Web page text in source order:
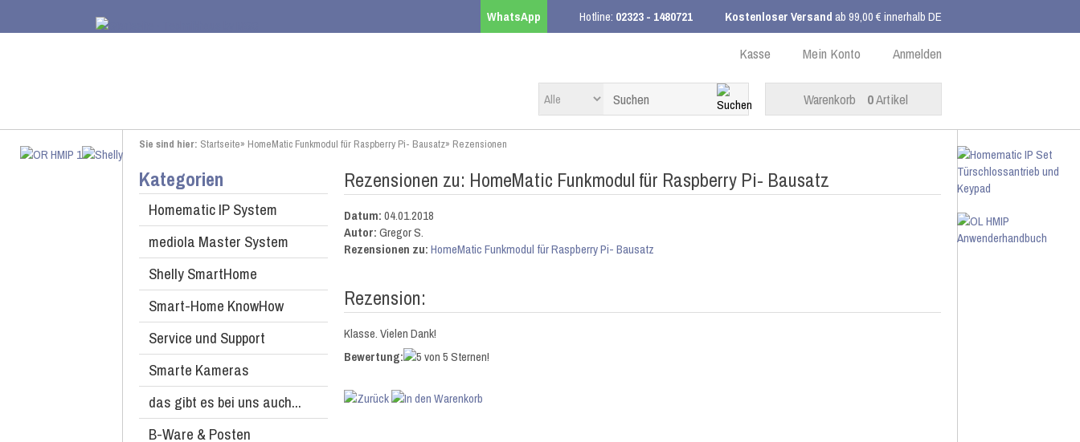
WhatsApp Hotline: 02323 - 1480721 Kostenloser Versandab 99,00 € innerhalb DE
Anmelden
Mein Konto
Kasse
Warenkorb 0Artikel
Sie sind hier: Startseite» HomeMatic Funkmodul für Raspberry Pi- Bausatz» Rezensionen
Kategorien
Homematic IP System
mediola Master System
Shelly SmartHome
Smart-Home KnowHow
Service und Support
Smarte Kameras
das gibt es bei uns auch...
B-Ware & Posten
Rezensionen zu: HomeMatic Funkmodul für Raspberry Pi- Bausatz
Datum:04.01.2018
Autor:Gregor S.
Rezensionen zu:HomeMatic Funkmodul für Raspberry Pi- Bausatz
Rezension:
Klasse. Vielen Dank!
Bewertung: